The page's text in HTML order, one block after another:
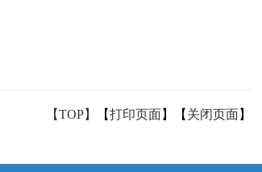
【TOP】 【打印页面】【 关闭页面】